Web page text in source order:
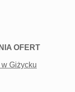
OFERT
w Giżycku